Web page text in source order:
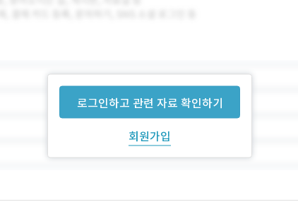
로그인하고 관련 자료 확인하기
회원가입